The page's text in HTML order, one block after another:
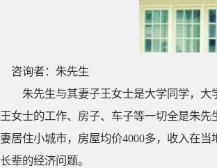
咨询者：朱先生
朱先生与其妻子王女士是大学同学，大
王女士的工作、房子、车子等一切全是朱
妻居住小城市，房屋均价4000多，收入在
长辈的经济问题。